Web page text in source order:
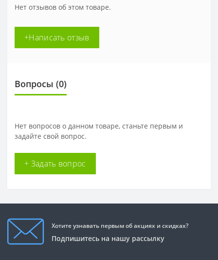
Нет отзывов об этом товаре.
+Написать отзыв
Вопросы (0)
Нет вопросов о данном товаре, станьте первым и
задайте свой вопрос.
+ Задать вопрос
Хотите узнавать первым об акциях и скидках?
Подпишитесь на нашу рассылку